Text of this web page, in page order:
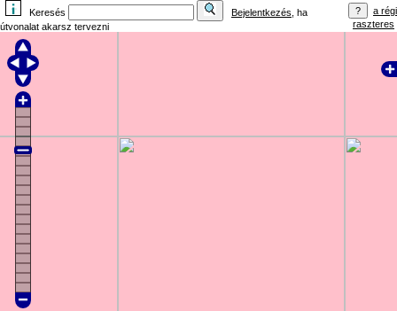
Keresés Bejelentkezés , ha
útvonalat akarsz tervezni
a régi
raszteres